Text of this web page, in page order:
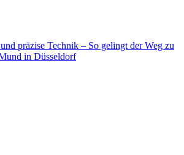
präzise Technik – So gelingt der Weg zu
in Düsseldorf